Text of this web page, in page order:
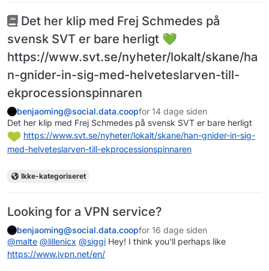
Det her klip med Frej Schmedes på
svensk SVT er bare herligt 💚
https://www.svt.se/nyheter/lokalt/skane/ha
n-gnider-in-sig-med-helveteslarven-till-
ekprocessionspinnaren
benjaoming@social.data.coopfor 14 dage siden
Det her klip med Frej Schmedes på svensk SVT er bare herligt
https://www.svt.se/nyheter/lokalt/skane/han-gnider-in-sig-
med-helveteslarven-till-ekprocessionspinnaren
Ikke-kategoriseret
Looking for a VPN service?
benjaoming@social.data.coopfor 16 dage siden
@malte @lillenicx @siggi Hey! I think you'll perhaps like
https://www.ivpn.net/en/